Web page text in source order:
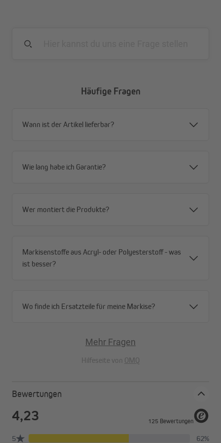
Was macht die Basic 2000 aus?
Unser Modell Basic 2000 eignet sich nicht nur hervorragend zur
Häufige Fragen
Wann ist der Artikel lieferbar?
Wie lang habe ich Garantie?
Wer montiert die Produkte?
Markisenstoffe aus Acryl- oder Polyesterstoff - was
ist besser?
Wo finde ich Ersatzteile für meine Markise?
Mehr Fragen
Hilfeseite von OMQ
Bewertungen